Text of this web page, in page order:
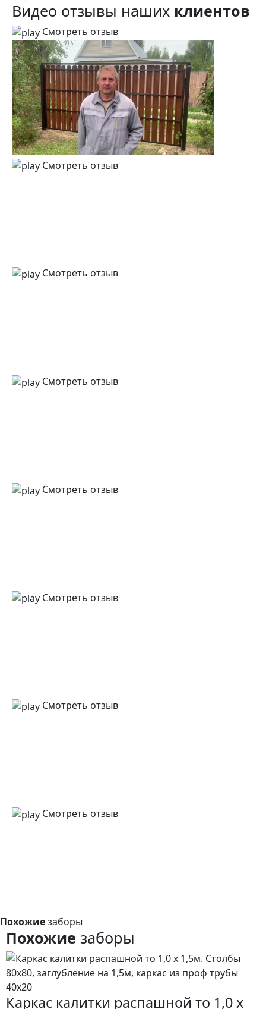
Видео отзывы наших клиентов
Смотреть отзыв
Смотреть отзыв
Смотреть отзыв
Смотреть отзыв
Смотреть отзыв
Смотреть отзыв
Смотреть отзыв
Смотреть отзыв
Похожиезаборы
Похожие заборы
Каркас калитки распашной то 1,0 x